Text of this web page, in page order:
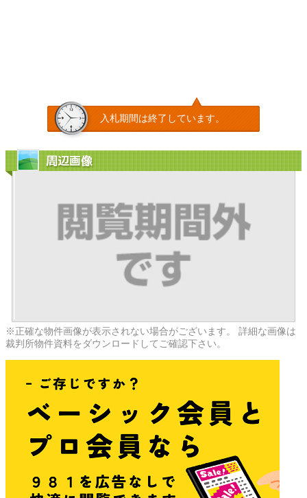
入札期間は終了しています。
周辺画像
※正確な物件画像が表示されない場合がございます。 詳細な画像は
裁判所物件資料をダウンロードしてご確認下さい。